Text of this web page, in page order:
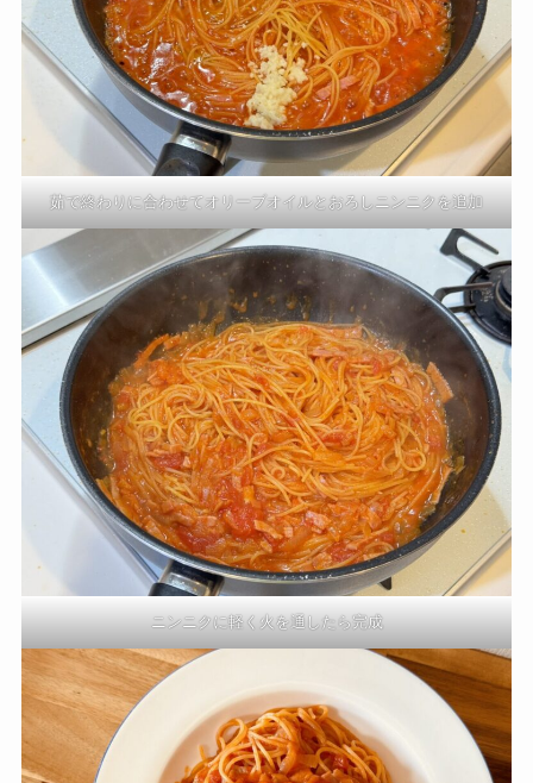
茹で終わりに合わせてオリーブオイルとおろしニンニクを追加
ニンニクに軽く火を通したら完成